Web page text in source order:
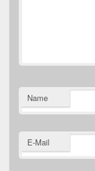
Name
E-Mail